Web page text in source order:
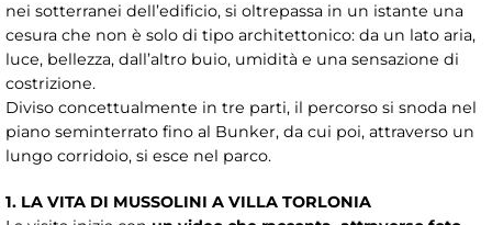
nei sotterranei dell’edificio, si oltrepassa in un istante una
cesura che non è solo di tipo architettonico: da un lato aria,
luce, bellezza, dall’altro buio, umidità e una sensazione di
costrizione.
Diviso concettualmente in tre parti, il percorso si snoda nel
piano seminterrato fino al Bunker, da cui poi, attraverso un
lungo corridoio, si esce nel parco.
1. LA VITA DI MUSSOLINI A VILLA TORLONIA